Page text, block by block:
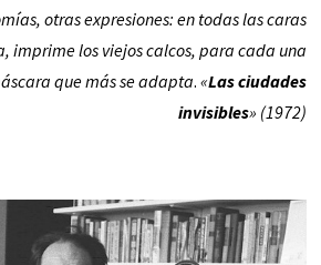
otras expresiones: en todas las caras
imprime los viejos calcos, para cada una
que más se adapta. «Las ciudades
invisibles» (1972)